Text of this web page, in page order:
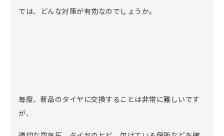
では、どんな対策が有効なのでしょうか。
毎度、新品のタイヤに交換することは非常に難しいです
が、